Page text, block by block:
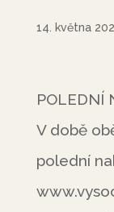
14. května
POLEDNÍ
V době
polední